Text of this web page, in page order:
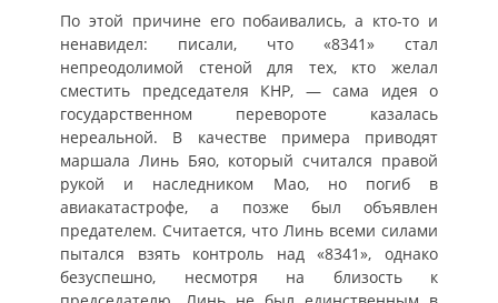
По этой причине его побаивались, а кто-то и
ненавидел: писали, что «8341» стал
непреодолимой стеной для тех, кто желал
сместить председателя КНР, — сама идея о
государственном перевороте казалась
нереальной. В качестве примера приводят
маршала Линь Бяо, который считался правой
рукой и наследником Мао, но погиб в
авиакатастрофе, а позже был объявлен
предателем. Считается, что Линь всеми силами
пытался взять контроль над «8341», однако
безуспешно, несмотря на близость к